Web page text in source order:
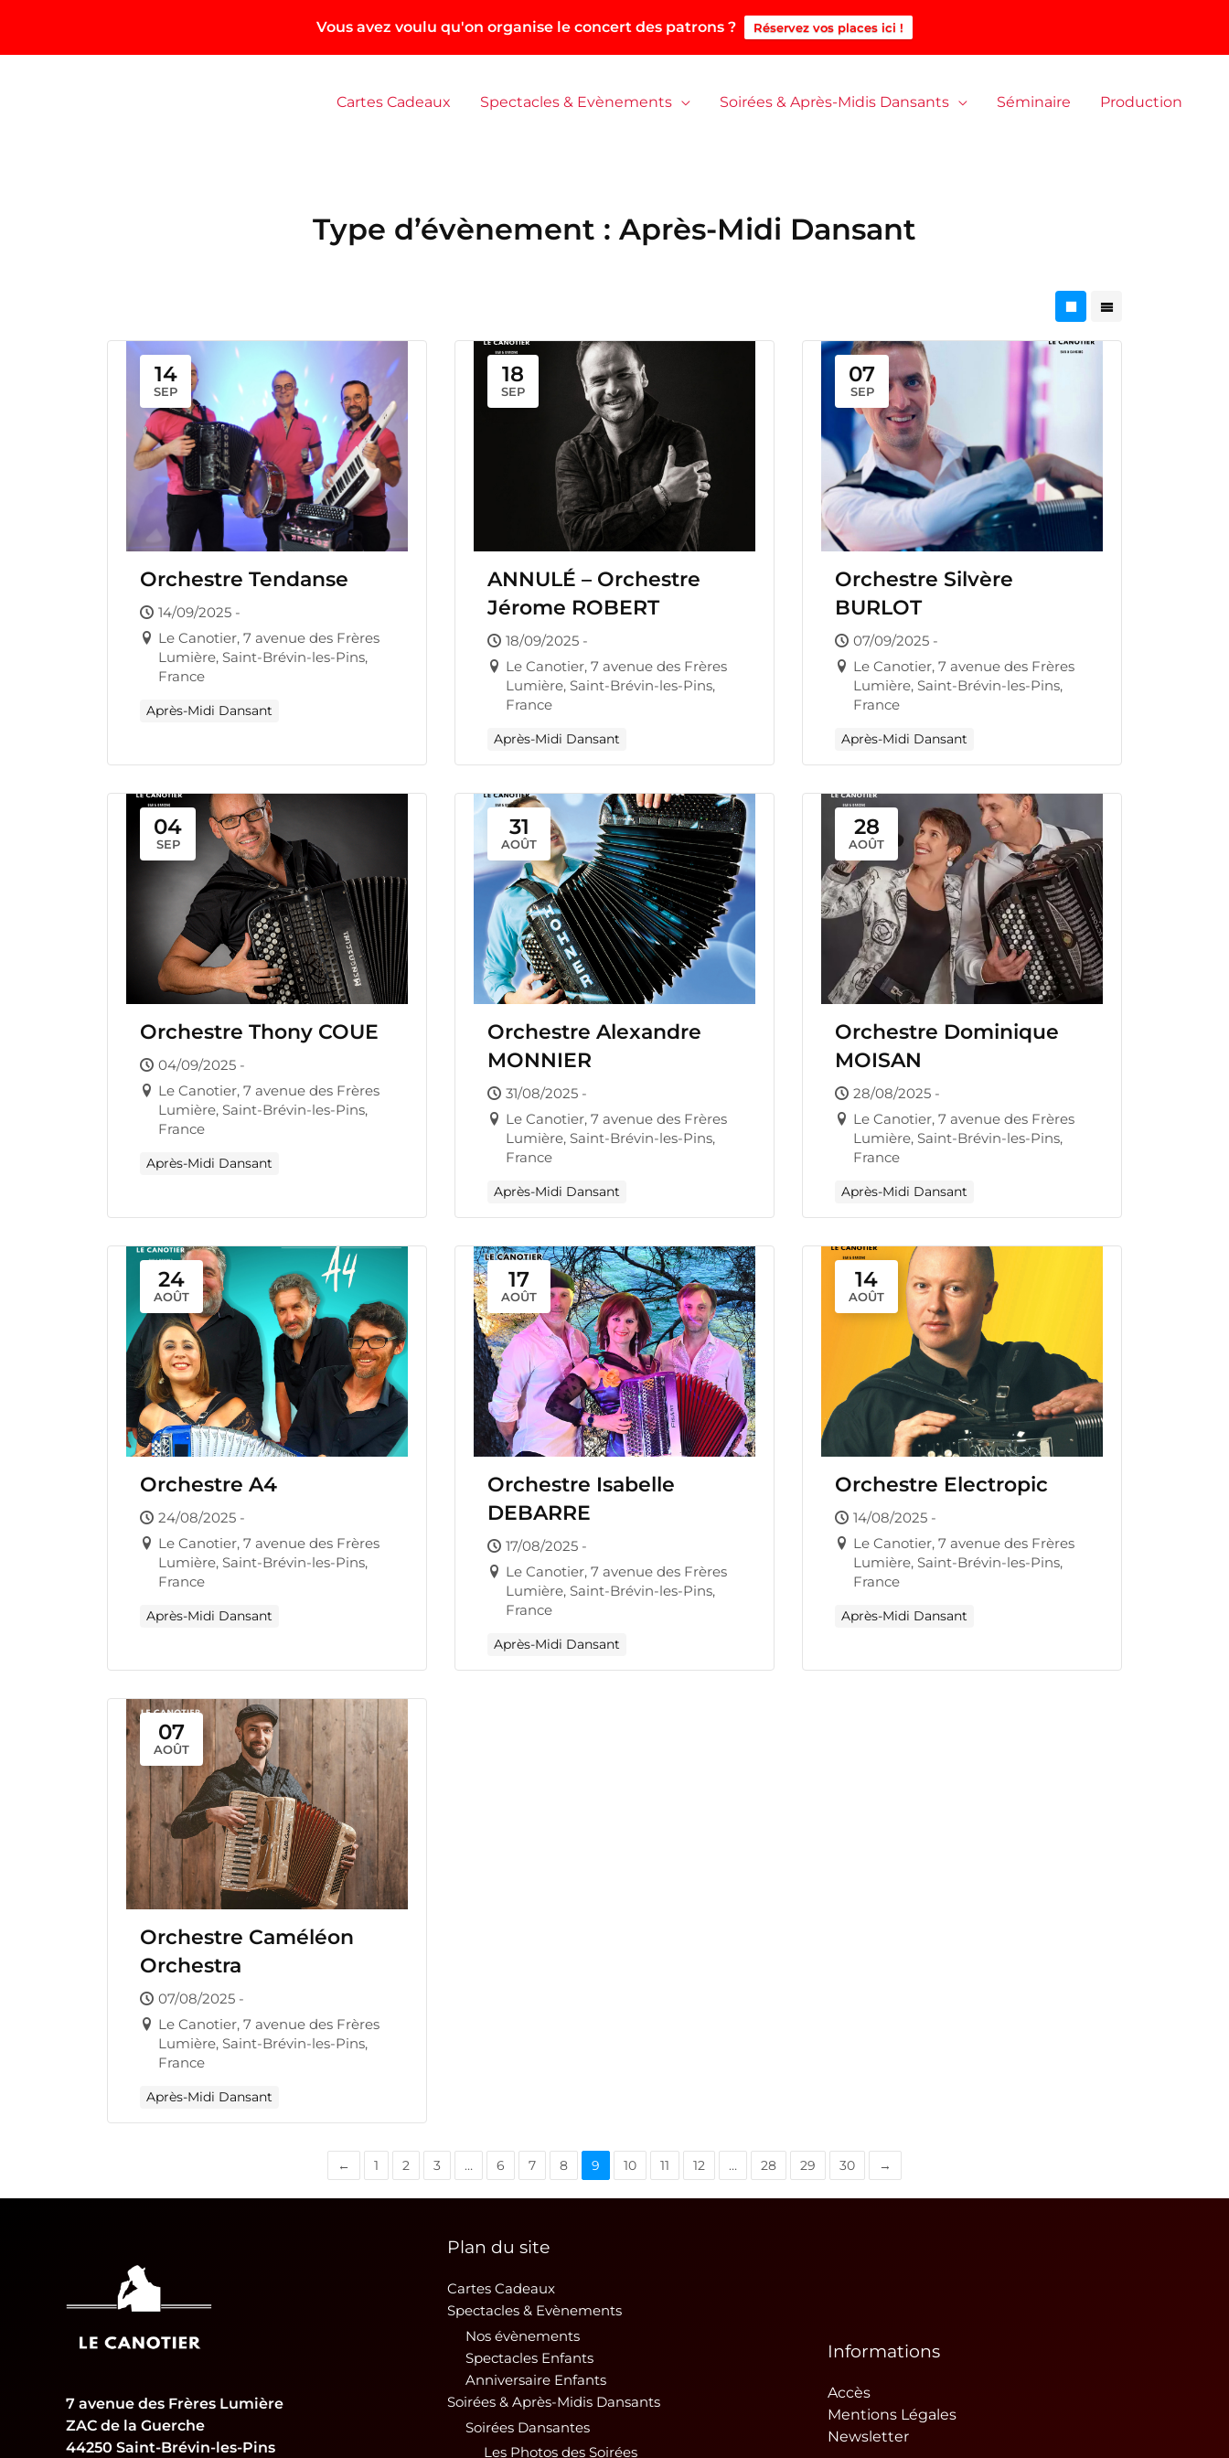
Vous avez voulu qu'on organise le concert des patrons ? Réservez vos places ici !
Cartes Cadeaux Spectacles & Evènements Soirées & Après-Midis Dansants Séminaire Production
Type d’évènement : Après-Midi Dansant
14
SEP
Orchestre Tendanse
14/09/2025 -
Le Canotier, 7 avenue des Frères
Lumière, Saint-Brévin-les-Pins,
France
Après-Midi Dansant
18
SEP
ANNULÉ – Orchestre
Jérome ROBERT
18/09/2025 -
Le Canotier, 7 avenue des Frères
Lumière, Saint-Brévin-les-Pins,
France
Après-Midi Dansant
07
SEP
Orchestre Silvère
BURLOT
07/09/2025 -
Le Canotier, 7 avenue des Frères
Lumière, Saint-Brévin-les-Pins,
France
Après-Midi Dansant
04
SEP
Orchestre Thony COUE
04/09/2025 -
Le Canotier, 7 avenue des Frères
Lumière, Saint-Brévin-les-Pins,
France
Après-Midi Dansant
31
AOÛT
Orchestre Alexandre
MONNIER
31/08/2025 -
Le Canotier, 7 avenue des Frères
Lumière, Saint-Brévin-les-Pins,
France
Après-Midi Dansant
28
AOÛT
Orchestre Dominique
MOISAN
28/08/2025 -
Le Canotier, 7 avenue des Frères
Lumière, Saint-Brévin-les-Pins,
France
Après-Midi Dansant
24
AOÛT
Orchestre A4
24/08/2025 -
Le Canotier, 7 avenue des Frères
Lumière, Saint-Brévin-les-Pins,
France
Après-Midi Dansant
17
AOÛT
Orchestre Isabelle
DEBARRE
17/08/2025 -
Le Canotier, 7 avenue des Frères
Lumière, Saint-Brévin-les-Pins,
France
Après-Midi Dansant
14
AOÛT
Orchestre Electropic
14/08/2025 -
Le Canotier, 7 avenue des Frères
Lumière, Saint-Brévin-les-Pins,
France
Après-Midi Dansant
07
AOÛT
Orchestre Caméléon
Orchestra
07/08/2025 -
Le Canotier, 7 avenue des Frères
Lumière, Saint-Brévin-les-Pins,
France
Après-Midi Dansant
← 1 2 3 … 6 7 8 9 10 11 12 … 28 29 30 →
7 avenue des Frères Lumière
ZAC de la Guerche
44250 Saint-Brévin-les-Pins
Plan du site
Cartes Cadeaux
Spectacles & Evènements
Nos évènements
Spectacles Enfants
Anniversaire Enfants
Soirées & Après-Midis Dansants
Soirées Dansantes
Les Photos des Soirées
Informations
Accès
Mentions Légales
Newsletter